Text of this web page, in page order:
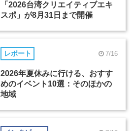
「2026台湾クリエイティブエキ
スポ」が8月31日まで開催
レポート 7/16
2026年夏休みに行ける、おすす
めのイベント10選：そのほかの
地域